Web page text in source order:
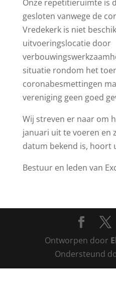
Onze repetitieruimte is
gesloten vanwege de
Vredekerk is niet
uitvoeringslocatie door
situatie rondom het
coronabesmettingen
vereniging geen goed
Wij streven er naar om
januari uit te voeren en
datum bekend is, hoort
Bestuur en leden van
Ontworpen door
Ondersteund